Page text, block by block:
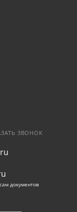
ЗВОНОК
документов